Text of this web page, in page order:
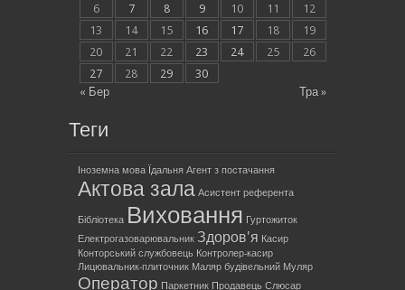
« Бер Тра »
6
7 8 9 10 11
12
13
14 15 16 17 18
19
20
21 22 23 24 25
26
27
28 29 30
Теги
Іноземна мова Їдальня Агент з постачання
Актова зала Асистент референта
Бібліотека Виховання Гуртожиток
Електрогазоварювальник Здоров'я Касир
Конторський службовець Контролер-касир
Лицювальник-плиточник Маляр будівельний Муляр
Оператор Паркетник Продавець Слюсар